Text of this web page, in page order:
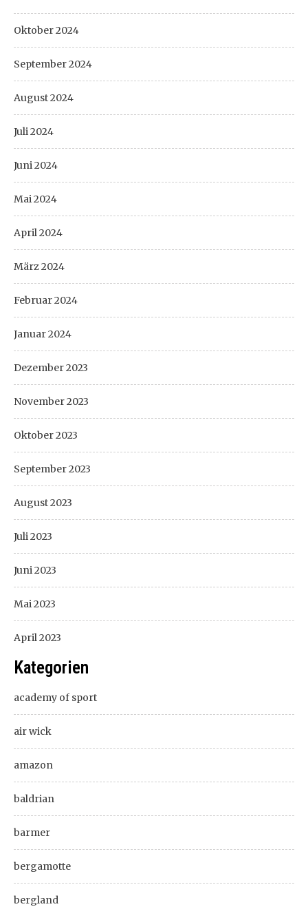
Oktober 2024
September 2024
August 2024
Juli 2024
Juni 2024
Mai 2024
April 2024
März 2024
Februar 2024
Januar 2024
Dezember 2023
November 2023
Oktober 2023
September 2023
August 2023
Juli 2023
Juni 2023
Mai 2023
April 2023
Kategorien
academy of sport
air wick
amazon
baldrian
barmer
bergamotte
bergland